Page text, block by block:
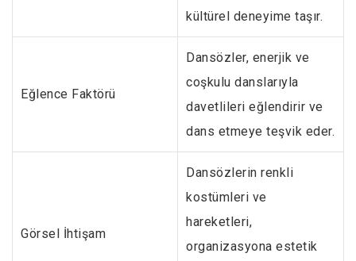
kültürel deneyime taşır.
Eğlence Faktörü
Dansözler, enerjik ve
coşkulu danslarıyla
davetlileri eğlendirir ve
dans etmeye teşvik eder.
Görsel İhtişam
Dansözlerin renkli
kostümleri ve
hareketleri,
organizasyona estetik